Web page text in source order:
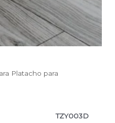
Platacho para
TZY003D